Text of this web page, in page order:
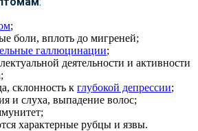
;
боли, вплоть до мигреней;
галлюцинации;
деятельности и активности
склонность к глубокой депрессии;
и слуха, выпадение волос;
характерные рубцы и язвы.